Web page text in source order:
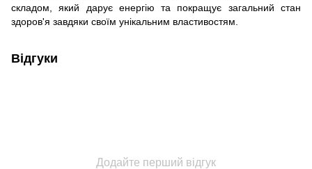
складом, який дарує енергію та покращує загальний стан
здоров'я завдяки своїм унікальним властивостям.
Відгуки
Додайте перший відгук